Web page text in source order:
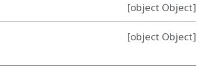
[object Object]
[object Object]